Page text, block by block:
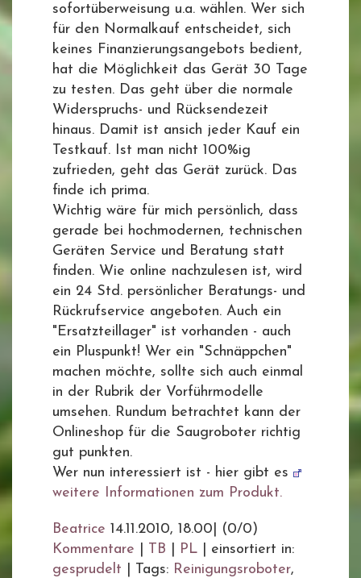
sofortüberweisung u.a. wählen. Wer sich
für den Normalkauf entscheidet, sich
keines Finanzierungsangebots bedient,
hat die Möglichkeit das Gerät 30 Tage
zu testen. Das geht über die normale
Widerspruchs- und Rücksendezeit
hinaus. Damit ist ansich jeder Kauf ein
Testkauf. Ist man nicht 100%ig
zufrieden, geht das Gerät zurück. Das
finde ich prima.
Wichtig wäre für mich persönlich, dass
gerade bei hochmodernen, technischen
Geräten Service und Beratung statt
finden. Wie online nachzulesen ist, wird
ein 24 Std. persönlicher Beratungs- und
Rückrufservice angeboten. Auch ein
"Ersatzteillager" ist vorhanden - auch
ein Pluspunkt! Wer ein "Schnäppchen"
machen möchte, sollte sich auch einmal
in der Rubrik der Vorführmodelle
umsehen. Rundum betrachtet kann der
Onlineshop für die Saugroboter richtig
gut punkten.
Wer nun interessiert ist - hier gibt es
weitere Informationen zum Produkt.
Beatrice 14.11.2010, 18.00
(0/0)
Kommentare
TB PL
einsortiert in:
gesprudelt
Tags: Reinigungsroboter,